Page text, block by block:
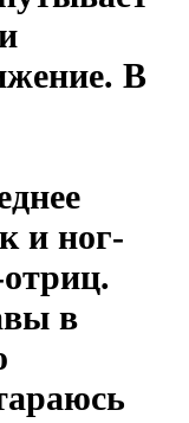
В
и ног-
в